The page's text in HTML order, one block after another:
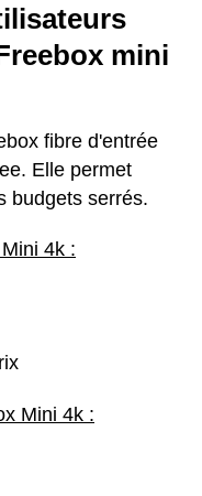
mini
fibre d'entrée
Elle permet
budgets serrés.
4k :
Mini 4k :